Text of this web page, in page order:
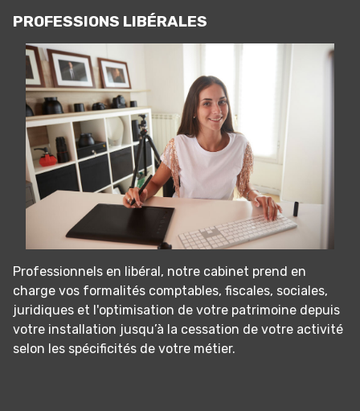
PROFESSIONS LIBÉRALES
Professionnels en libéral, notre cabinet prend en
charge vos formalités comptables, fiscales, sociales,
juridiques et l'optimisation de votre patrimoine depuis
votre installation jusqu’à la cessation de votre activité
selon les spécificités de votre métier.